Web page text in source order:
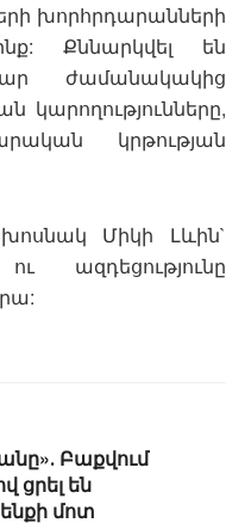
խորհրդարանների
Քննարկվել են
ժամանակակից
կարողությունները,
կրթության
Միկի Լևին`
ազդեցությունը
Բաքվում
ցրել են
մոտ